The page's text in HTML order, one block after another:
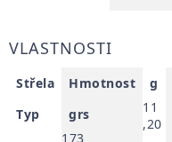
VLASTNOSTI
Střela
Typ
Hmotnost
grs
173
g
11
,20